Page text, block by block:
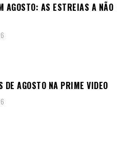
AGOSTO: AS ESTREIAS A NÃO
DE AGOSTO NA PRIME VIDEO